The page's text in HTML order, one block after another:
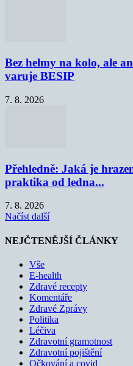
Bez helmy na kolo, ale
varuje BESIP
7. 8. 2026
Přehledně: Jaká je
praktika od ledna...
7. 8. 2026
Načíst další
NEJČTENĚJŠÍ ČLÁNKY
Vše
E-health
Zdravé recepty
Komentáře
Zdravé Zprávy
Politika
Léčiva
Zdravotní gramotnost
Zdravotní pojištění
Očkování a covid